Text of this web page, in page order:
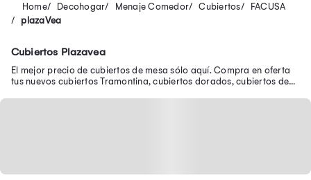
Decohogar Menaje Comedor Cubiertos
FACUSA
plazaVea
Cubiertos Plazavea
El mejor precio de cubiertos de mesa sólo aquí. Compra en oferta
tus nuevos cubiertos Tramontina, cubiertos dorados, cubiertos de